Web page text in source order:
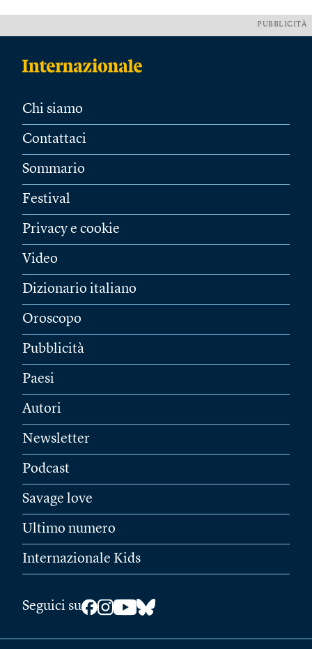
PUBBLICITÀ
Chi siamo
Contattaci
Sommario
Festival
Privacy e cookie
Video
Dizionario italiano
Oroscopo
Pubblicità
Paesi
Autori
Newsletter
Podcast
Savage love
Ultimo numero
Internazionale Kids
Seguici su